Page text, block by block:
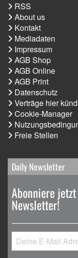
RSS
About us
Kontakt
Mediadaten
Impressum
AGB Shop
AGB Online
AGB Print
Datenschutz
Verträge hier
Cookie-Manager
Freie Stellen
Daily Newsletter
Abonniere
Newsletter!